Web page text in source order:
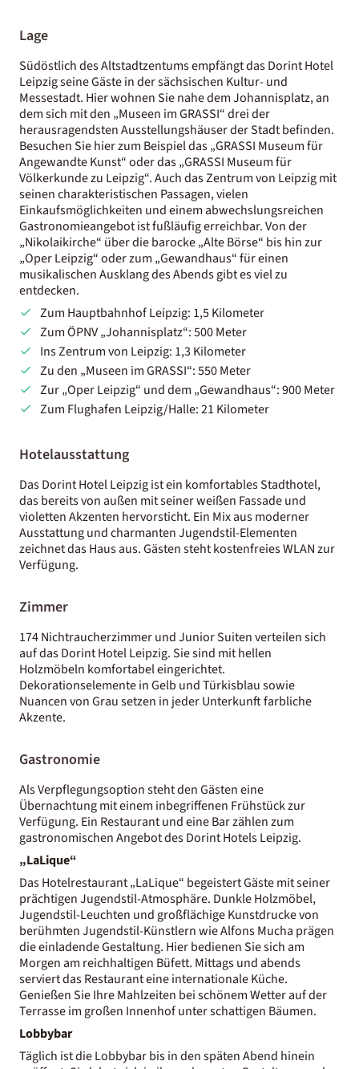
Lage
Südöstlich des Altstadtzentums empfängt das Dorint Hotel
Leipzig seine Gäste in der sächsischen Kultur- und
Messestadt. Hier wohnen Sie nahe dem Johannisplatz, an
dem sich mit den „Museen im GRASSI“ drei der
herausragendsten Ausstellungshäuser der Stadt befinden.
Besuchen Sie hier zum Beispiel das „GRASSI Museum für
Angewandte Kunst“ oder das „GRASSI Museum für
Völkerkunde zu Leipzig“. Auch das Zentrum von Leipzig mit
seinen charakteristischen Passagen, vielen
Einkaufsmöglichkeiten und einem abwechslungsreichen
Gastronomieangebot ist fußläufig erreichbar. Von der
„Nikolaikirche“ über die barocke „Alte Börse“ bis hin zur
„Oper Leipzig“ oder zum „Gewandhaus“ für einen
musikalischen Ausklang des Abends gibt es viel zu
entdecken.
Zum Hauptbahnhof Leipzig: 1,5 Kilometer
Zum ÖPNV „Johannisplatz“: 500 Meter
Ins Zentrum von Leipzig: 1,3 Kilometer
Zu den „Museen im GRASSI“: 550 Meter
Zur „Oper Leipzig“ und dem „Gewandhaus“: 900 Meter
Zum Flughafen Leipzig/Halle: 21 Kilometer
Hotelausstattung
Das Dorint Hotel Leipzig ist ein komfortables Stadthotel,
das bereits von außen mit seiner weißen Fassade und
violetten Akzenten hervorsticht. Ein Mix aus moderner
Ausstattung und charmanten Jugendstil-Elementen
zeichnet das Haus aus. Gästen steht kostenfreies WLAN zur
Verfügung.
Zimmer
174 Nichtraucherzimmer und Junior Suiten verteilen sich
auf das Dorint Hotel Leipzig. Sie sind mit hellen
Holzmöbeln komfortabel eingerichtet.
Dekorationselemente in Gelb und Türkisblau sowie
Nuancen von Grau setzen in jeder Unterkunft farbliche
Akzente.
Gastronomie
Als Verpflegungsoption steht den Gästen eine
Übernachtung mit einem inbegriffenen Frühstück zur
Verfügung. Ein Restaurant und eine Bar zählen zum
gastronomischen Angebot des Dorint Hotels Leipzig.
„LaLique“
Das Hotelrestaurant „LaLique“ begeistert Gäste mit seiner
prächtigen Jugendstil-Atmosphäre. Dunkle Holzmöbel,
Jugendstil-Leuchten und großflächige Kunstdrucke von
berühmten Jugendstil-Künstlern wie Alfons Mucha prägen
die einladende Gestaltung. Hier bedienen Sie sich am
Morgen am reichhaltigen Büfett. Mittags und abends
serviert das Restaurant eine internationale Küche.
Genießen Sie Ihre Mahlzeiten bei schönem Wetter auf der
Terrasse im großen Innenhof unter schattigen Bäumen.
Lobbybar
Täglich ist die Lobbybar bis in den späten Abend hinein